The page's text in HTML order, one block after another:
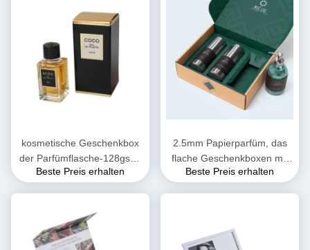
kosmetische Geschenkbox
der Parfümflasche-128gsm,
die Soem-ODM verpackt
Beste Preis erhalten
2.5mm Papierparfüm, das
flache Geschenkboxen mit
Deckeln verpackt, wässern
Beste Preis erhalten